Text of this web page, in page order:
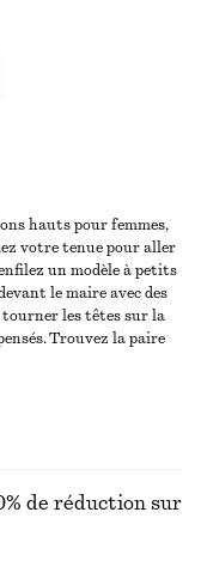
hauts pour femmes,
votre tenue pour aller
un modèle à petits
le maire avec des
tourner les têtes sur la
Trouvez la paire
de réduction sur